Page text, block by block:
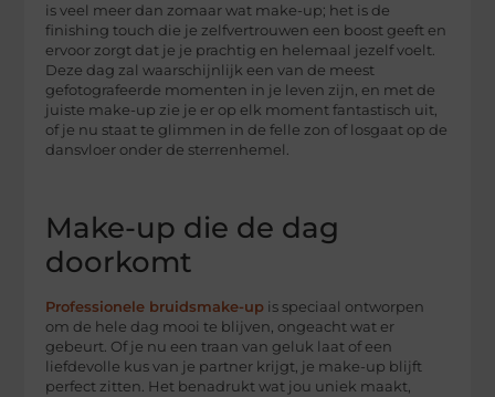
is veel meer dan zomaar wat make-up; het is de
finishing touch die je zelfvertrouwen een boost geeft en
ervoor zorgt dat je je prachtig en helemaal jezelf voelt.
Deze dag zal waarschijnlijk een van de meest
gefotografeerde momenten in je leven zijn, en met de
juiste make-up zie je er op elk moment fantastisch uit,
of je nu staat te glimmen in de felle zon of losgaat op de
dansvloer onder de sterrenhemel.
Make-up die de dag
doorkomt
Professionele bruidsmake-up is speciaal ontworpen
om de hele dag mooi te blijven, ongeacht wat er
gebeurt. Of je nu een traan van geluk laat of een
liefdevolle kus van je partner krijgt, je make-up blijft
perfect zitten. Het benadrukt wat jou uniek maakt,